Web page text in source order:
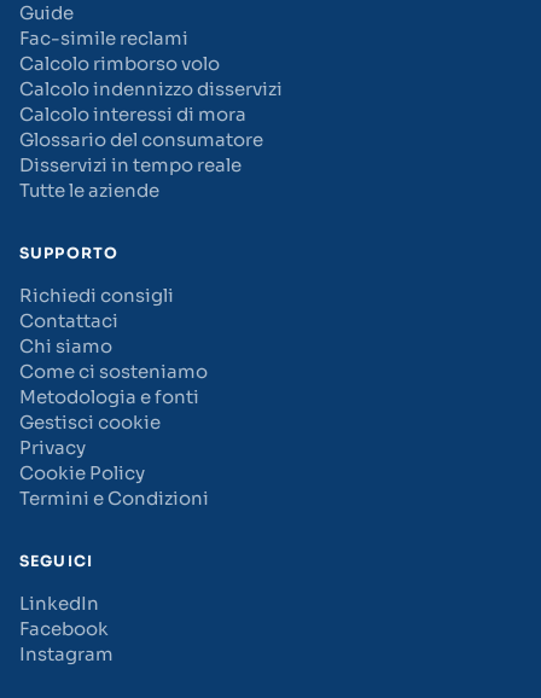
Guide
Fac-simile reclami
Calcolo rimborso volo
Calcolo indennizzo disservizi
Calcolo interessi di mora
Glossario del consumatore
Disservizi in tempo reale
Tutte le aziende
SUPPORTO
Richiedi consigli
Contattaci
Chi siamo
Come ci sosteniamo
Metodologia e fonti
Gestisci cookie
Privacy
Cookie Policy
Termini e Condizioni
SEGUICI
LinkedIn
Facebook
Instagram